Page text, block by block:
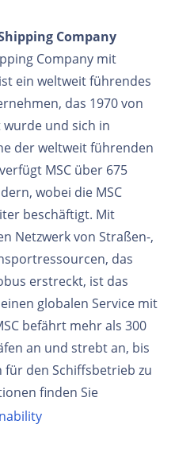
Company
Company mit
ein weltweit führendes
das 1970 von
und sich in
der weltweit führenden
MSC über 675
wobei die MSC
beschäftigt. Mit
Netzwerk von Straßen-,
das
erstreckt, ist das
globalen Service mit
befährt mehr als 300
an und strebt an, bis
für den Schiffsbetrieb zu
finden Sie